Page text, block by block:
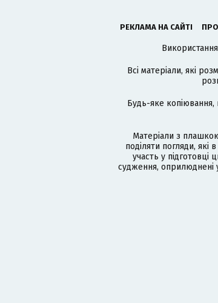
РЕКЛАМА НА САЙТІ
Всі матеріали, які
Будь-яке копіювання,
Матеріали з
поділяти погляди,
участь у підготовці
судження, оприлюднені